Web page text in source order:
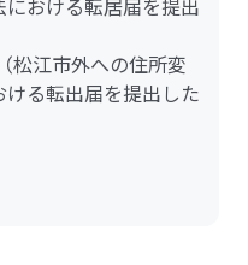
おける転居届を提出
松江市外への住所変
る転出届を提出した